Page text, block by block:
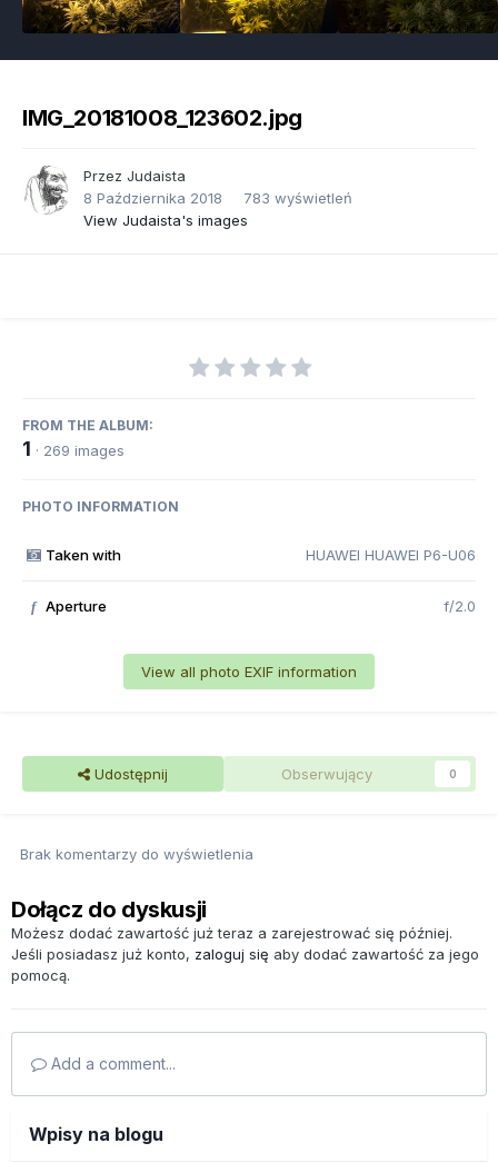
IMG_20181008_123602.jpg
Przez Judaista
8 Października 2018
783 wyświetleń
View Judaista's images
FROM THE ALBUM:
1 · 269 images
PHOTO INFORMATION
Taken with HUAWEI HUAWEI P6-U06
f Aperture f/2.0
View all photo EXIF information
Udostępnij Obserwujący 0
Brak komentarzy do wyświetlenia
Dołącz do dyskusji
Możesz dodać zawartość już teraz a zarejestrować się później.
Jeśli posiadasz już konto, zaloguj się aby dodać zawartość za jego
pomocą.
Add a comment...
Wpisy na blogu